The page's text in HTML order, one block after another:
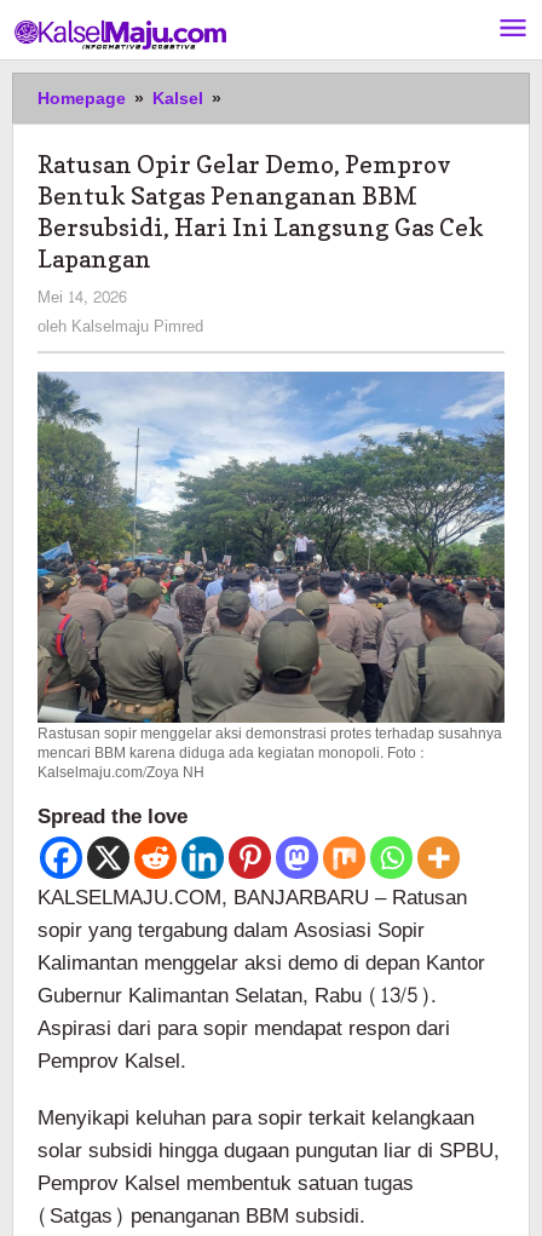
ke
konten
Homepage » Kalsel »
Opir
Gelar
Demo,
Pemprov
Bentuk
Hari
Ini
Langsung
Gas
Cek
Lapangan
Ratusan Opir Gelar Demo, Pemprov
Bentuk Satgas Penanganan BBM
Bersubsidi, Hari Ini Langsung Gas Cek
Lapangan
Mei 14, 2026
Kalselmaju
Pimred
oleh Kalselmaju Pimred
Rastusan sopir menggelar aksi demonstrasi protes terhadap susahnya
mencari BBM karena diduga ada kegiatan monopoli. Foto :
Kalselmaju.com/Zoya NH
Spread the love
KALSELMAJU.COM, BANJARBARU – Ratusan
sopir yang tergabung dalam Asosiasi Sopir
Kalimantan menggelar aksi demo di depan Kantor
Gubernur Kalimantan Selatan, Rabu (13/5).
Aspirasi dari para sopir mendapat respon dari
Pemprov Kalsel.
Menyikapi keluhan para sopir terkait kelangkaan
solar subsidi hingga dugaan pungutan liar di SPBU,
Pemprov Kalsel membentuk satuan tugas
(Satgas) penanganan BBM subsidi.